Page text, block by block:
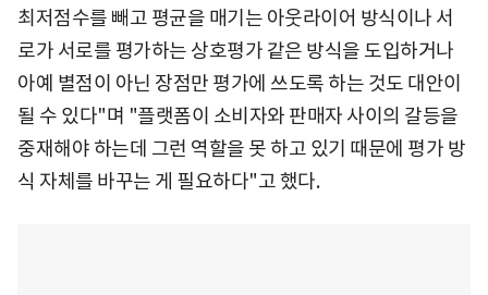
최저점수를 빼고 평균을 매기는 아웃라이어 방식이나 서
로가 서로를 평가하는 상호평가 같은 방식을 도입하거나
아예 별점이 아닌 장점만 평가에 쓰도록 하는 것도 대안이
될 수 있다"며 "플랫폼이 소비자와 판매자 사이의 갈등을
중재해야 하는데 그런 역할을 못 하고 있기 때문에 평가 방
식 자체를 바꾸는 게 필요하다"고 했다.